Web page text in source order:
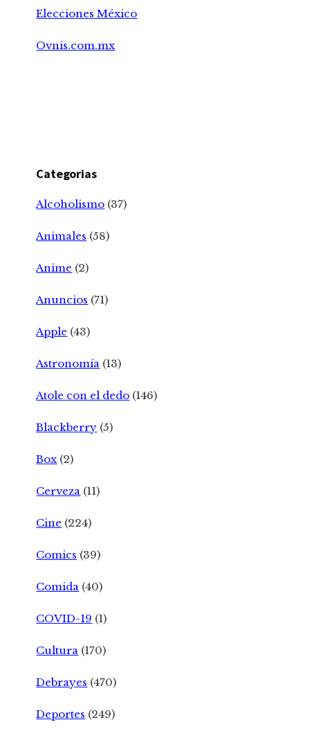
Elecciones México
Ovnis.com.mx
Categorias
Alcoholismo (37)
Animales (58)
Anime (2)
Anuncios (71)
Apple (43)
Astronomía (13)
Atole con el dedo (146)
Blackberry (5)
Box (2)
Cerveza (11)
Cine (224)
Comics (39)
Comida (40)
COVID-19 (1)
Cultura (170)
Debrayes (470)
Deportes (249)